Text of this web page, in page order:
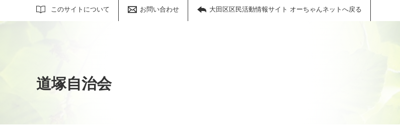
このサイトについて お問い合わせ 大田区区民活動情報サイト オーちゃんネットへ戻る
サイト内検索
道塚自治会